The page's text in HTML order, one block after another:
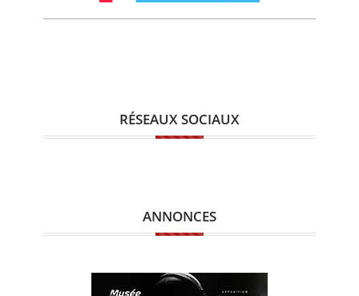
RÉSEAUX SOCIAUX
ANNONCES